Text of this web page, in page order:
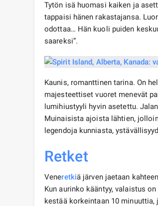
Tytön isä huomasi kaiken ja
tappaisi hänen rakastajansa.
odottaa… Hän kuoli puiden
saareksi”.
Kaunis, romanttinen tarina. On
majesteettiset vuoret menevät
lumihiustyyli hyvin asetettu.
Muinaisista ajoista lähtien,
legendoja kunniasta,
Retket
Veneretkiä järven jaetaan
Kun aurinko kääntyy, valaistus
kestää korkeintaan 10